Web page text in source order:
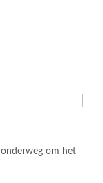
om het